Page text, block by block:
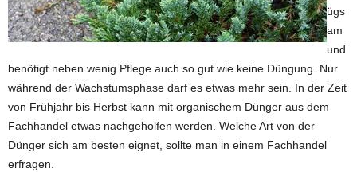
ügs
am
und
benötigt neben wenig Pflege auch so gut wie keine Düngung. Nur
während der Wachstumsphase darf es etwas mehr sein. In der Zeit
von Frühjahr bis Herbst kann mit organischem Dünger aus dem
Fachhandel etwas nachgeholfen werden. Welche Art von der
Dünger sich am besten eignet, sollte man in einem Fachhandel
erfragen.